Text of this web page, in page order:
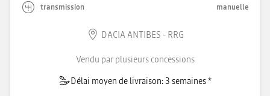
transmission manuelle
DACIA ANTIBES - RRG
Vendu par plusieurs concessions
Délai moyen de livraison: 3 semaines *